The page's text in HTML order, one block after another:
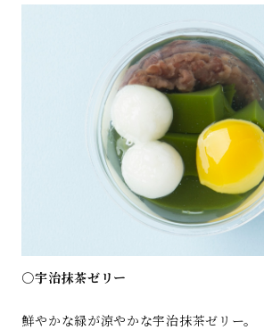
○宇治抹茶ゼリー
鮮やかな緑が涼やかな宇治抹茶ゼリー。